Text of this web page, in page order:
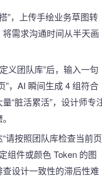
”，上传手绘业务草图转
将需求沟通时间从半天画
义团队库”后，输入一句
”，AI 瞬间生成 4 组符合
“脏活累活”，设计师专
请按照团队库检查当前页
组件或颜色 Token 的图
设计一致性的滞后性难